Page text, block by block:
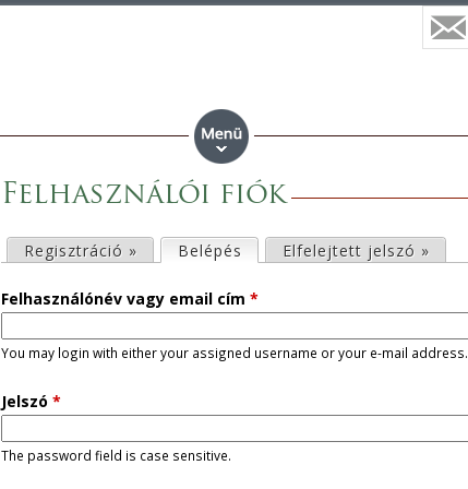
Felhasználói fiók
l
s
ő
d
Regisztráció » Belépés (aktív fül)Elfelejtett jelszó »
Felhasználónév vagy email cím *
You may login with either your assigned username or your e-mail address.
Jelszó *
The password field is case sensitive.